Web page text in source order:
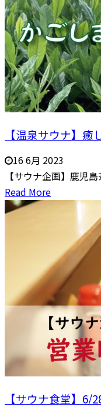
【温泉サウナ】癒
16 6月 2023
【サウナ企画】鹿児
Read More
【サウナ食堂】6/